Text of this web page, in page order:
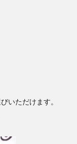
いただけます。